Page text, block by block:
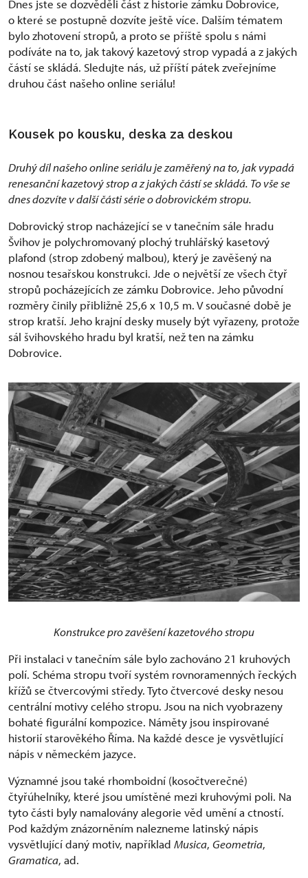
Dnes jste se dozvěděli část z historie zámku Dobrovice,
o které se postupně dozvíte ještě více. Dalším tématem
bylo zhotovení stropů, a proto se příště spolu s námi
podíváte na to, jak takový kazetový strop vypadá a z jakých
částí se skládá. Sledujte nás, už příští pátek zveřejníme
druhou část našeho online seriálu!
Kousek po kousku, deska za deskou
Druhý díl našeho online seriálu je zaměřený na to, jak vypadá
renesanční kazetový strop a z jakých částí se skládá. To vše se
dnes dozvíte v další části série o dobrovickém stropu.
Dobrovický strop nacházející se v tanečním sále hradu
Švihov je polychromovaný plochý truhlářský kasetový
plafond (strop zdobený malbou), který je zavěšený na
nosnou tesařskou konstrukci. Jde o největší ze všech čtyř
stropů pocházejících ze zámku Dobrovice. Jeho původní
rozměry činily přibližně 25,6 x 10,5 m. V současné době je
strop kratší. Jeho krajní desky musely být vyřazeny, protože
sál švihovského hradu byl kratší, než ten na zámku
Dobrovice.
Konstrukce pro zavěšení kazetového stropu
Při instalaci v tanečním sále bylo zachováno 21 kruhových
polí. Schéma stropu tvoří systém rovnoramenných řeckých
křížů se čtvercovými středy. Tyto čtvercové desky nesou
centrální motivy celého stropu. Jsou na nich vyobrazeny
bohaté figurální kompozice. Náměty jsou inspirované
historií starověkého Říma. Na každé desce je vysvětlující
nápis v německém jazyce.
Významné jsou také rhomboidní (kosočtverečné)
čtyřúhelníky, které jsou umístěné mezi kruhovými poli. Na
tyto části byly namalovány alegorie věd umění a ctností.
Pod každým znázorněním nalezneme latinský nápis
vysvětlující daný motiv, například Musica, Geometria,
Gramatica, ad.